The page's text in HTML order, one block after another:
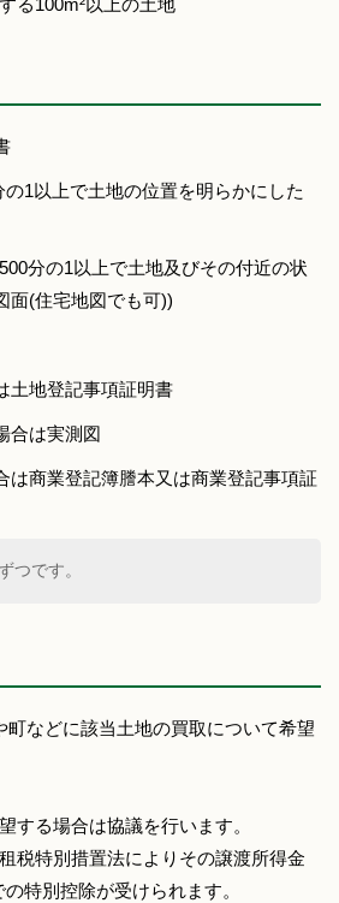
1以上で土地の位置を明らかにした
分の1以上で土地及びその付近の状
面(住宅地図でも可))
土地登記事項証明書
合は実測図
は商業登記簿謄本又は商業登記事項証
つです。
町などに該当土地の買取について希望
する場合は協議を行います。
税特別措置法によりその譲渡所得金
特別控除が受けられます。